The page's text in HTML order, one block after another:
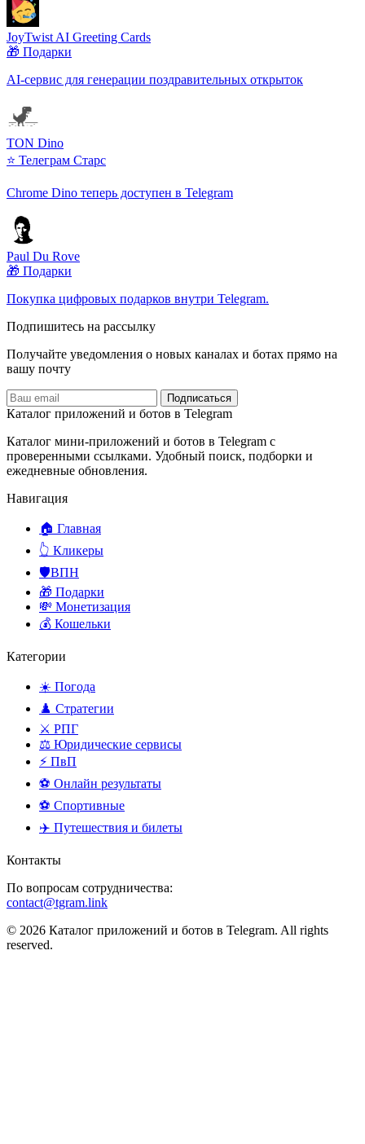
JoyTwist AI Greeting Cards
🎁 Подарки
AI-сервис для генерации поздравительных открыток
TON Dino
⭐ Телеграм Старс
Chrome Dino теперь доступен в Telegram
Paul Du Rove
🎁 Подарки
Покупка цифровых подарков внутри Telegram.
Подпишитесь на рассылку
Получайте уведомления о новых каналах и ботаx прямо на
вашу почту
Подписаться
Каталог приложений и ботов в Telegram
Каталог мини-приложений и ботов в Telegram с
проверенными ссылками. Удобный поиск, подборки и
ежедневные обновления.
Навигация
🏠 Главная
👆 Кликеры
🛡️ВПН
🎁 Подарки
💸 Монетизация
💰 Кошельки
Категории
☀️ Погода
♟️ Стратегии
⚔️ РПГ
⚖️ Юридические сервисы
⚡ ПвП
⚽ Онлайн результаты
⚽ Спортивные
✈️ Путешествия и билеты
Контакты
По вопросам сотрудничества:
contact@tgram.link
© 2026 Каталог приложений и ботов в Telegram. All rights
reserved.